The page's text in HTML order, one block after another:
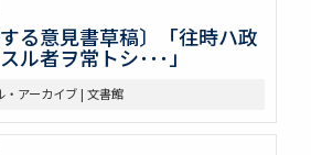
する意見書草稿〕「往時ハ政
ル者ヲ常トシ･･･」
アーカイブ | 文書館